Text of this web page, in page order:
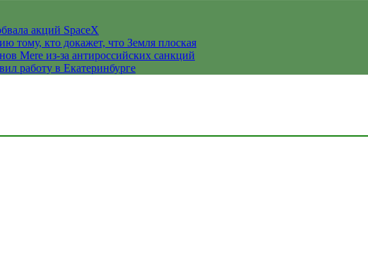
акций SpaceX
тому, кто докажет, что Земля плоская
Mere из-за антироссийских санкций
работу в Екатеринбурге